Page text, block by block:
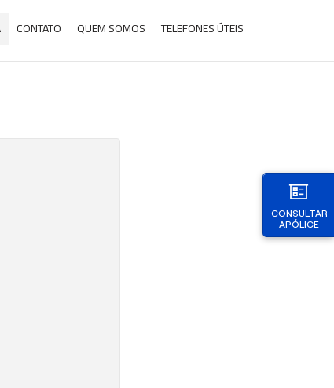
CONSULTAR
APÓLICE
CONTATO QUEM SOMOS TELEFONES ÚTEIS